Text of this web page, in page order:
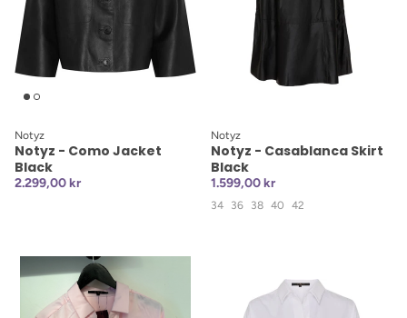
Notyz
Notyz - Como Jacket
Black
2.299,00 kr
Notyz
Notyz - Casablanca Skirt
Black
1.599,00 kr
34 36 38 40 42